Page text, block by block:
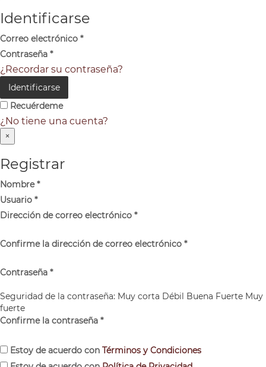
Identificarse
Correo electrónico *
Contraseña *
¿Recordar su contraseña?
Identificarse
Recuérdeme
¿No tiene una cuenta?
×
Registrar
Nombre*
Usuario *
Dirección de correo electrónico *
Confirme la dirección de correo electrónico *
Contraseña *
Seguridad de la contraseña: Muy corta Débil Buena Fuerte Muy
fuerte
Confirme la contraseña *
Estoy de acuerdo con Términos y Condiciones